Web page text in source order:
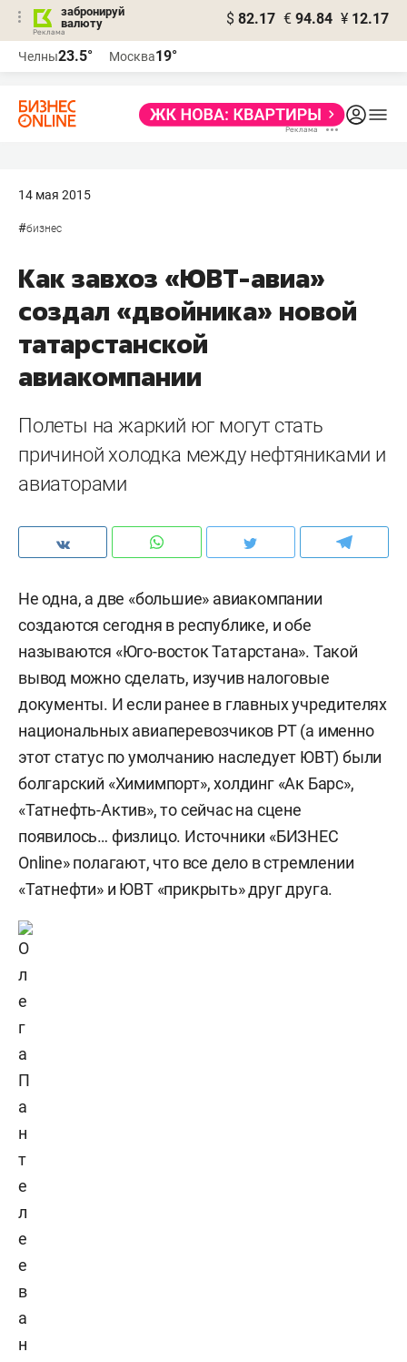
забронируй
валюту
$ 82.17 € 94.84 ¥ 12.17
Челны23.5° Москва19°
14 мая 2015
#бизнес
Как завхоз «ЮВТ-авиа»
создал «двойника» новой
татарстанской
авиакомпании
Полеты на жаркий юг могут стать
причиной холодка между нефтяниками и
авиаторами
Не одна, а две «большие» авиакомпании
создаются сегодня в республике, и обе
называются «Юго-восток Татарстана». Такой
вывод можно сделать, изучив налоговые
документы. И если ранее в главных учредителях
национальных авиаперевозчиков РТ (а именно
этот статус по умолчанию наследует ЮВТ) были
болгарский «Химимпорт», холдинг «Ак Барс»,
«Татнефть-Актив», то сейчас на сцене
появилось… физлицо. Источники «БИЗНЕС
Online» полагают, что все дело в стремлении
«Татнефти» и ЮВТ «прикрыть» друг друга.